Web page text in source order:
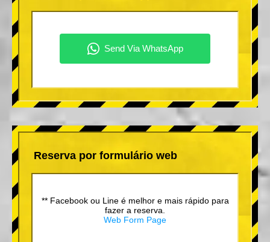
Reserva por formulário web
** Facebook ou Line é melhor e mais rápido para
fazer a reserva.
Web Form Page